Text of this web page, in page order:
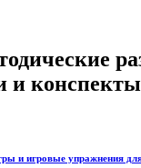
и конспекты
и игровые упражнения